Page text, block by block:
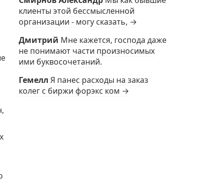
клиенты этой бессмысленной
организации - могу сказать, →
Дмитрий Мне кажется, господа даже
не понимают части произносимых
ими буквосочетаний.
Гемелл Я панес расходы на заказ
колег с биржи форэкс ком →